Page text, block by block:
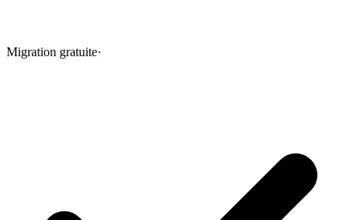
Migration gratuite·